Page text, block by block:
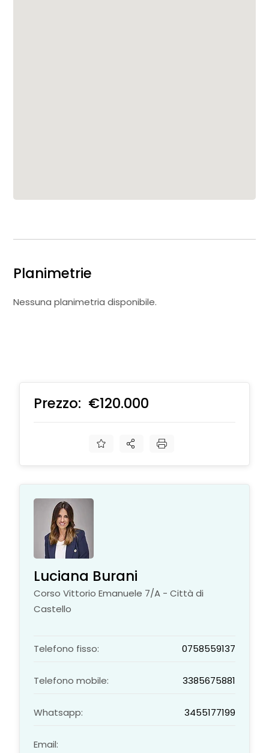
Planimetrie
Nessuna planimetria disponibile.
Prezzo: €120.000
Luciana Burani
Corso Vittorio Emanuele 7/A - Città di
Castello
Telefono fisso: 0758559137
Telefono mobile: 3385675881
Whatsapp: 3455177199
Email: